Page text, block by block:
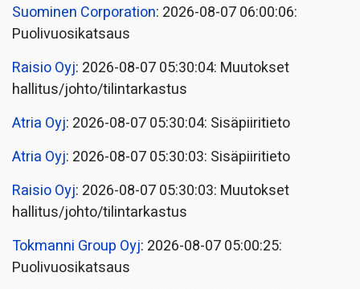
Suominen Corporation: 2026-08-07 06:00:06:
Puolivuosikatsaus
Raisio Oyj: 2026-08-07 05:30:04: Muutokset
hallitus/johto/tilintarkastus
Atria Oyj: 2026-08-07 05:30:04: Sisäpiiritieto
Atria Oyj: 2026-08-07 05:30:03: Sisäpiiritieto
Raisio Oyj: 2026-08-07 05:30:03: Muutokset
hallitus/johto/tilintarkastus
Tokmanni Group Oyj: 2026-08-07 05:00:25:
Puolivuosikatsaus